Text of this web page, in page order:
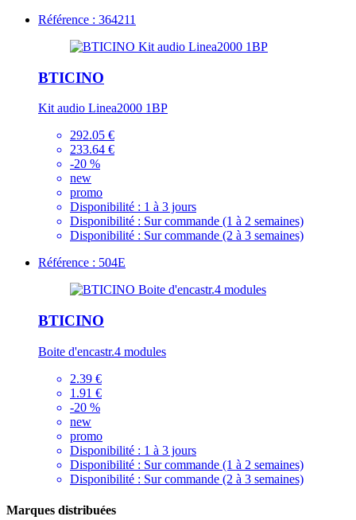
Référence : 364211
BTICINO
Kit audio Linea2000 1BP
292.05 €
233.64 €
-20 %
new
promo
Disponibilité : 1 à 3 jours
Disponibilité : Sur commande (1 à 2 semaines)
Disponibilité : Sur commande (2 à 3 semaines)
Référence : 504E
BTICINO
Boite d'encastr.4 modules
2.39 €
1.91 €
-20 %
new
promo
Disponibilité : 1 à 3 jours
Disponibilité : Sur commande (1 à 2 semaines)
Disponibilité : Sur commande (2 à 3 semaines)
Marques distribuées